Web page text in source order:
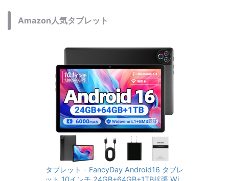
Amazon人気タブレット
タブレット - FancyDay Android16 タブレ
ット 10インチ 24GB+64GB+1TB拡張 WiFi